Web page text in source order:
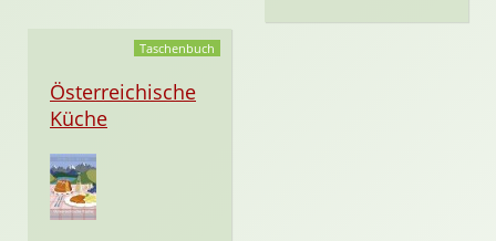
Taschenbuch
Österreichische
Küche